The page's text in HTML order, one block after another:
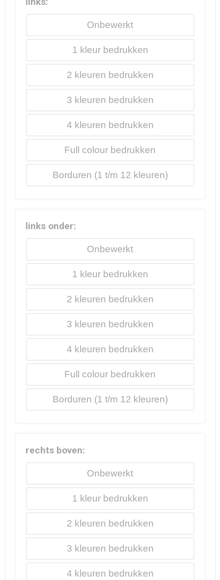
Onbewerkt
1
2
3
4
Borduren
Full colour
links onder:
Onbewerkt
1
2
3
4
Borduren
Full colour
rechts boven:
Onbewerkt
1
2
3
4